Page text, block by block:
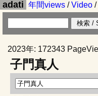
adati 年間views /Video /
2023年: 172343
子門真人